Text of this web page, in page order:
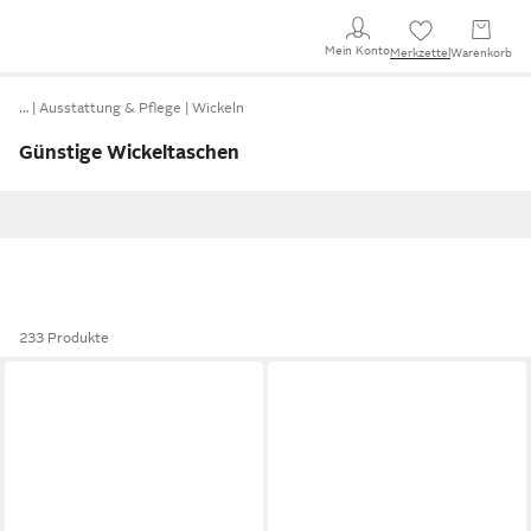
Mein KontoMerkzettel Warenkorb
… Ausstattung & Pflege Wickeln
Günstige Wickeltaschen
233 Produkte